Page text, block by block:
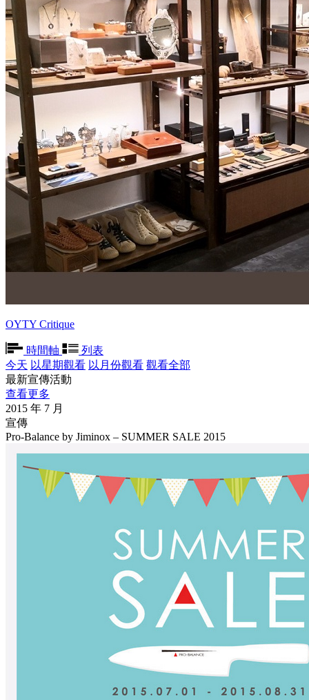
OYTY Critique
時間軸
列表
今天 以星期觀看 以月份觀看 觀看全部
最新宣傳活動
查看更多
2015 年 7 月
宣傳
Pro-Balance by Jiminox – SUMMER SALE 2015